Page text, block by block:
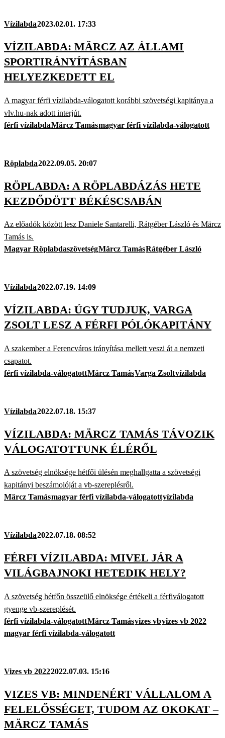
Vízilabda2023.02.01. 17:33
VÍZILABDA: MÄRCZ AZ ÁLLAMI
SPORTIRÁNYÍTÁSBAN
HELYEZKEDETT EL
A magyar férfi vízilabda-válogatott korábbi szövetségi kapitánya a
vlv.hu-nak adott interjút.
férfi vízilabdaMärcz Tamásmagyar férfi vízilabda-válogatott
Röplabda2022.09.05. 20:07
RÖPLABDA: A RÖPLABDÁZÁS HETE
KEZDŐDÖTT BÉKÉSCSABÁN
Az előadók között lesz Daniele Santarelli, Rátgéber László és Märcz
Tamás is.
Magyar RöplabdaszövetségMärcz TamásRátgéber László
Vízilabda2022.07.19. 14:09
VÍZILABDA: ÚGY TUDJUK, VARGA
ZSOLT LESZ A FÉRFI PÓLÓKAPITÁNY
A szakember a Ferencváros irányítása mellett veszi át a nemzeti
csapatot.
férfi vízilabda-válogatottMärcz TamásVarga Zsoltvízilabda
Vízilabda2022.07.18. 15:37
VÍZILABDA: MÄRCZ TAMÁS TÁVOZIK
VÁLOGATOTTUNK ÉLÉRŐL
A szövetség elnöksége hétfői ülésén meghallgatta a szövetségi
kapitányi beszámolóját a vb-szereplésről.
Märcz Tamásmagyar férfi vízilabda-válogatottvízilabda
Vízilabda2022.07.18. 08:52
FÉRFI VÍZILABDA: MIVEL JÁR A
VILÁGBAJNOKI HETEDIK HELY?
A szövetség hétfőn összeülő elnöksége értékeli a férfiválogatott
gyenge vb-szereplését.
férfi vízilabda-válogatottMärcz Tamásvizes vbvizes vb 2022
magyar férfi vízilabda-válogatott
Vizes vb 20222022.07.03. 15:16
VIZES VB: MINDENÉRT VÁLLALOM A
FELELŐSSÉGET, TUDOM AZ OKOKAT –
MÄRCZ TAMÁS